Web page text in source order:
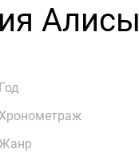
Алисы
Год
Хронометраж
Жанр